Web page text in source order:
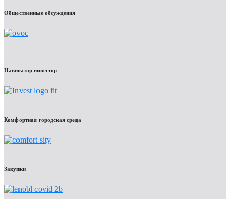
Общественные обсуждения
Навигатор инвестор
Комфортная городская среда
Закупки